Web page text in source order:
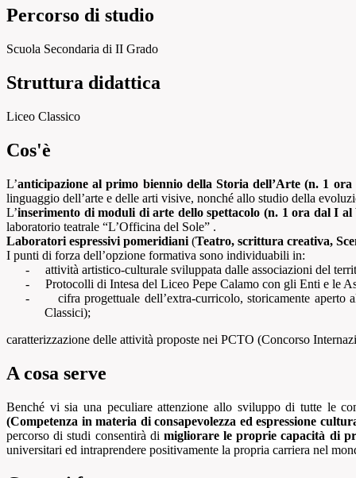
Percorso di studio
Scuola Secondaria di II Grado
Struttura didattica
Liceo Classico
Cos'è
L’anticipazione al primo biennio della Storia dell’Arte(n. 1 ora
linguaggio dell’arte e delle arti visive, nonché allo studio della
L’inserimento di moduli di arte dello spettacolo (n. 1 ora dal I
laboratorio teatrale “L’Officina del Sole” .
Laboratori espressivi pomeridiani (Teatro, scrittura creativa,
I punti di forza dell’opzione formativa sono individuabili in:
-
attività artistico-culturale sviluppata dalle associazioni del
-
Protocolli di Intesa del Liceo Pepe Calamo con gli Enti e le
-
cifra progettuale dell’extra-curricolo, storicamente
Classici);
caratterizzazione delle attività proposte nei PCTO (Concorso
A cosa serve
Benché vi sia una peculiare attenzione allo sviluppo di tutte le
(Competenza in materia di consapevolezza ed espressione
percorso di studi consentirà di migliorare le proprie capacità di
universitari ed intraprendere positivamente la propria carriera nel